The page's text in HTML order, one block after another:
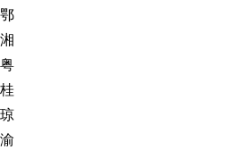
鄂
湘
粤
桂
琼
渝